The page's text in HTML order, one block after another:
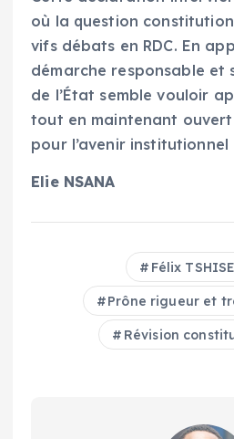
où la question
vifs débats en RDC. En
démarche responsable et
de l’État semble vouloir
tout en maintenant
pour l’avenir institutionnel
Elie NSANA
Félix
Prône rigueur et
Révision